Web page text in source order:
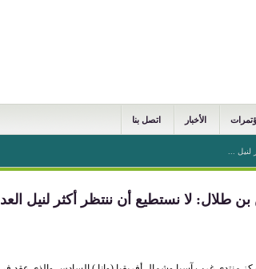
الأخبار اتصل بنا
...
طلال: لا نستطيع أن ننتظر أكثر لنيل